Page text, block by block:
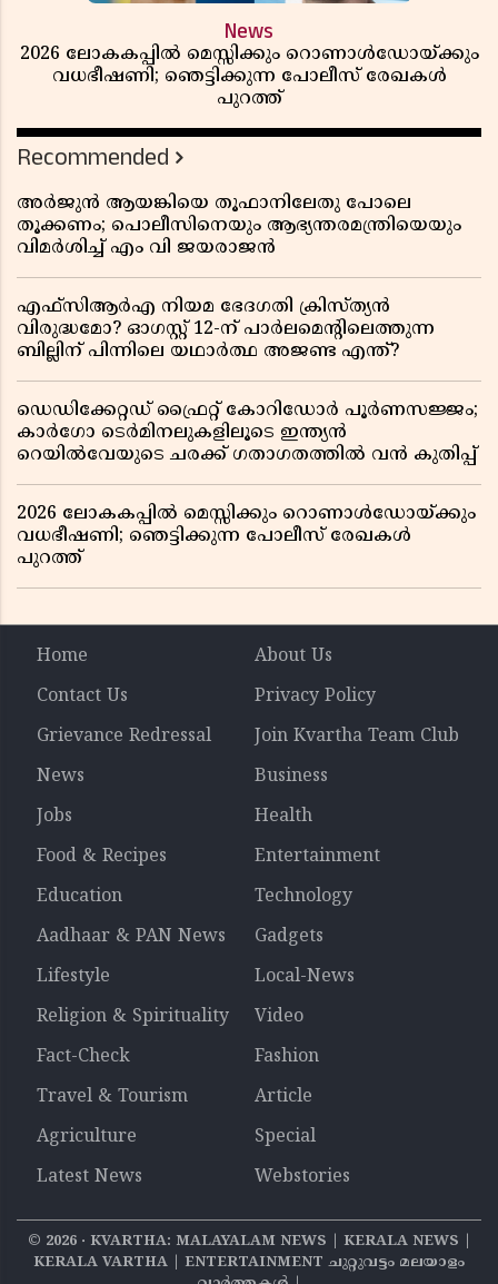
News
2026 ലോകകപ്പിൽ മെസ്സിക്കും റൊണാൾഡോയ്ക്കും
വധഭീഷണി; ഞെട്ടിക്കുന്ന പോലീസ് രേഖകൾ
പുറത്ത്
Recommended
അർജുൻ ആയങ്കിയെ തൂഫാനിലേതു പോലെ
തൂക്കണം; പൊലീസിനെയും ആഭ്യന്തരമന്ത്രിയെയും
വിമർശിച്ച് എം വി ജയരാജൻ
എഫ്സിആർഎ നിയമ ഭേദഗതി ക്രിസ്ത്യൻ
വിരുദ്ധമോ? ഓഗസ്റ്റ് 12-ന് പാർലമെന്റിലെത്തുന്ന
ബില്ലിന് പിന്നിലെ യഥാർത്ഥ അജണ്ട എന്ത്?
ഡെഡിക്കേറ്റഡ് ഫ്രൈറ്റ് കോറിഡോർ പൂർണസജ്ജം;
കാർഗോ ടെർമിനലുകളിലൂടെ ഇന്ത്യൻ
റെയിൽവേയുടെ ചരക്ക് ഗതാഗതത്തിൽ വൻ കുതിപ്പ്
2026 ലോകകപ്പിൽ മെസ്സിക്കും റൊണാൾഡോയ്ക്കും
വധഭീഷണി; ഞെട്ടിക്കുന്ന പോലീസ് രേഖകൾ
പുറത്ത്
Home
About Us
Contact Us
Privacy Policy
Grievance Redressal
Join Kvartha Team Club
News
Business
Jobs
Health
Food & Recipes
Entertainment
Education
Technology
Aadhaar & PAN News
Gadgets
Lifestyle
Local-News
Religion & Spirituality
Video
Fact-Check
Fashion
Travel & Tourism
Article
Agriculture
Special
Latest News
Webstories
© 2026‧ KVARTHA: MALAYALAM NEWS | KERALA NEWS |
KERALA VARTHA | ENTERTAINMENT ചുറ്റുവട്ടം മലയാളം